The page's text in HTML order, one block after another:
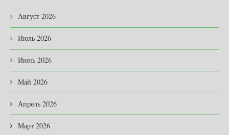
Август 2026
Июль 2026
Июнь 2026
Май 2026
Апрель 2026
Март 2026